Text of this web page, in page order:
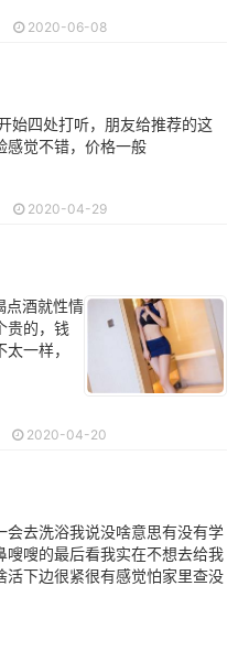
2020-06-08
始四处打听，朋友给推荐的这
感觉不错，价格一般
2020-04-29
点酒就性情
贵的，钱
一样，
2020-04-20
会去洗浴我说没啥意思有没有学
嗖嗖的最后看我实在不想去给我
下边很紧很有感觉怕家里查没